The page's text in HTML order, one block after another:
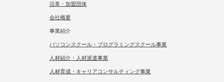
沿革・加盟団体
会社概要
事業紹介
パソコンスクール・プログラミングスクール事業
人材紹介・人材派遣事業
人材育成・キャリアコンサルティング事業